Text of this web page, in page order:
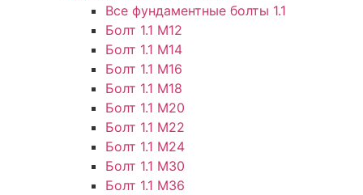
Все фундаментные болты 1.1
Болт 1.1 М12
Болт 1.1 М14
Болт 1.1 М16
Болт 1.1 М18
Болт 1.1 М20
Болт 1.1 М22
Болт 1.1 М24
Болт 1.1 М30
Болт 1.1 М36